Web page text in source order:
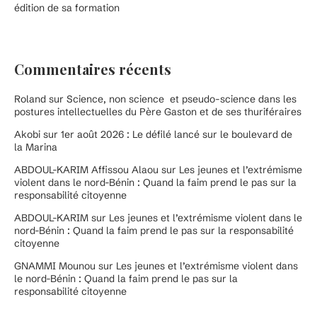
édition de sa formation
Commentaires récents
Roland sur Science, non science et pseudo-science dans les
postures intellectuelles du Père Gaston et de ses thuriféraires
Akobi sur 1er août 2026 : Le défilé lancé sur le boulevard de
la Marina
ABDOUL-KARIM Affissou Alaou sur Les jeunes et l’extrémisme
violent dans le nord-Bénin : Quand la faim prend le pas sur la
responsabilité citoyenne
ABDOUL-KARIM sur Les jeunes et l’extrémisme violent dans le
nord-Bénin : Quand la faim prend le pas sur la responsabilité
citoyenne
GNAMMI Mounou sur Les jeunes et l’extrémisme violent dans
le nord-Bénin : Quand la faim prend le pas sur la
responsabilité citoyenne